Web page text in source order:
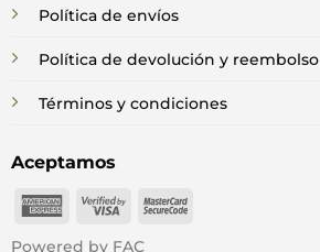
Política de envíos
Política de devolución y reembolso
Términos y condiciones
Aceptamos
American
Visa
MasterCard
Powered by FAC